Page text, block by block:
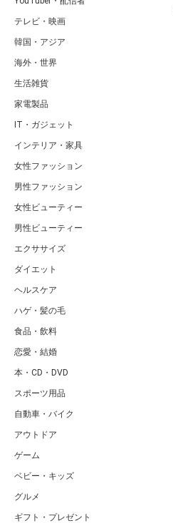
テレビ・映画
韓国・アジア
海外・世界
生活雑貨
家電製品
IT・ガジェット
インテリア・家具
女性ファッション
男性ファッション
女性ビューティー
男性ビューティー
エクササイズ
ダイエット
ヘルスケア
ハゲ・髪の毛
食品・飲料
恋愛・結婚
本・CD・DVD
スポーツ用品
自動車・バイク
アウトドア
ゲーム
ベビー・キッズ
グルメ
ギフト・プレゼント